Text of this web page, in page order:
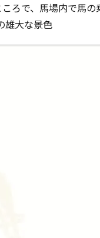
ろで、馬場内で馬の
雄大な景色